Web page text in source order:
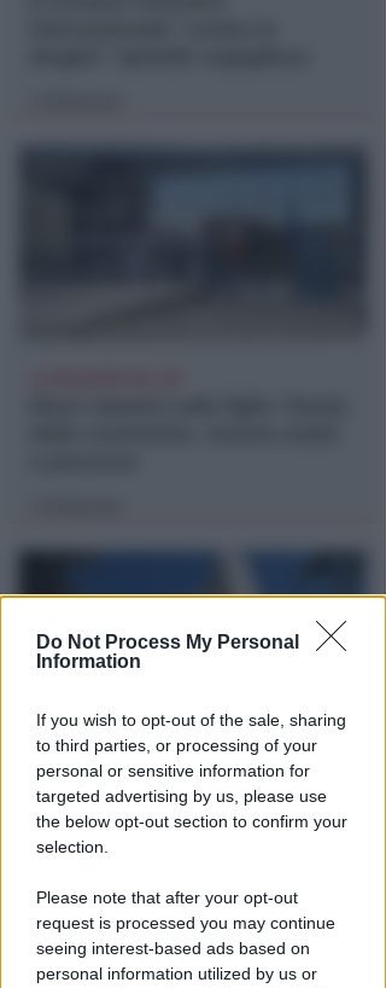
Do Not Process My Personal
Information
If you wish to opt-out of the sale, sharing
to third parties, or processing of your
personal or sensitive information for
targeted advertising by us, please use
the below opt-out section to confirm your
selection.
Please note that after your opt-out
request is processed you may continue
seeing interest-based ads based on
personal information utilized by us or
102 MILIONI PER 22 INTERVENTI
Maxi-investimento della
Regione per la mobilità. Ecco i